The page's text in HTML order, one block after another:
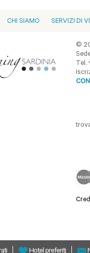
CHI SIAMO SERVIZI DI
©
Tel.